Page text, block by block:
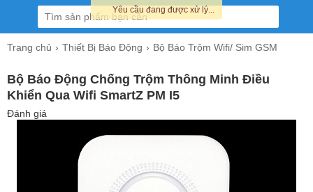
Trang chủ Thiết Bị Báo Động Bộ Báo Trộm Wifi/ Sim GSM
Bộ Báo Động Chống Trộm Thông Minh Điều
Khiển Qua Wifi SmartZ PM I5
Đánh giá
Yêu cầu đang được xử lý...